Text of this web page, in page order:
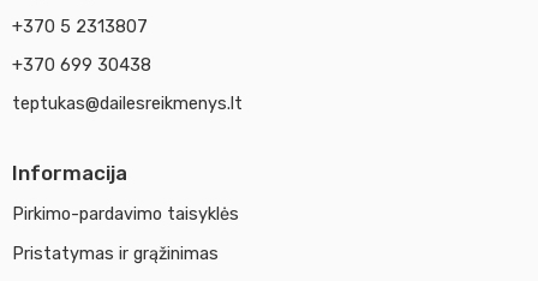
+370 5 2313807
+370 699 30438
teptukas@dailesreikmenys.lt
Informacija
Pirkimo-pardavimo taisyklės
Pristatymas ir grąžinimas